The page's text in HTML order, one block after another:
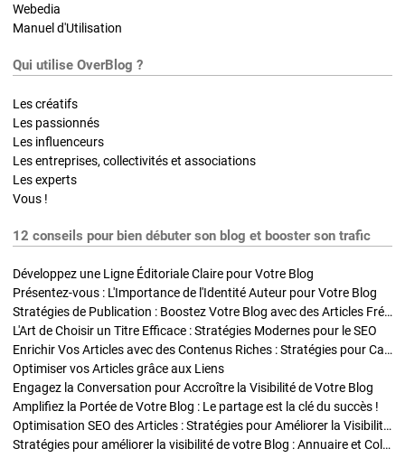
Webedia
Manuel d'Utilisation
Qui utilise OverBlog ?
Les créatifs
Les passionnés
Les influenceurs
Les entreprises, collectivités et associations
Les experts
Vous !
12 conseils pour bien débuter son blog et booster son trafic
Développez une Ligne Éditoriale Claire pour Votre Blog
Présentez-vous : L'Importance de l'Identité Auteur pour Votre Blog
Stratégies de Publication : Boostez Votre Blog avec des Articles Fréquents et Exclusifs
L'Art de Choisir un Titre Efficace : Stratégies Modernes pour le SEO
Enrichir Vos Articles avec des Contenus Riches : Stratégies pour Captiver et Optimiser
Optimiser vos Articles grâce aux Liens
Engagez la Conversation pour Accroître la Visibilité de Votre Blog
Amplifiez la Portée de Votre Blog : Le partage est la clé du succès !
Optimisation SEO des Articles : Stratégies pour Améliorer la Visibilité de Votre Blog
Stratégies pour améliorer la visibilité de votre Blog : Annuaire et Collaborations